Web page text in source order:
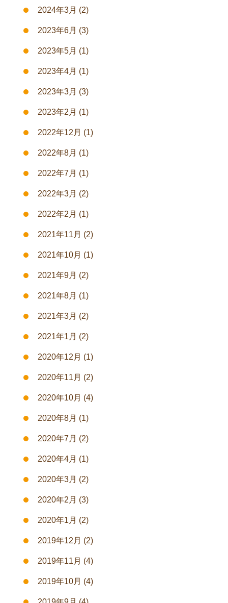
2024年3月 (2)
2023年6月 (3)
2023年5月 (1)
2023年4月 (1)
2023年3月 (3)
2023年2月 (1)
2022年12月 (1)
2022年8月 (1)
2022年7月 (1)
2022年3月 (2)
2022年2月 (1)
2021年11月 (2)
2021年10月 (1)
2021年9月 (2)
2021年8月 (1)
2021年3月 (2)
2021年1月 (2)
2020年12月 (1)
2020年11月 (2)
2020年10月 (4)
2020年8月 (1)
2020年7月 (2)
2020年4月 (1)
2020年3月 (2)
2020年2月 (3)
2020年1月 (2)
2019年12月 (2)
2019年11月 (4)
2019年10月 (4)